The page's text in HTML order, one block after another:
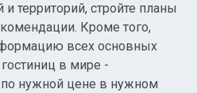
территорий, стройте планы
Кроме того,
всех основных
в мире -
по нужной цене в нужном